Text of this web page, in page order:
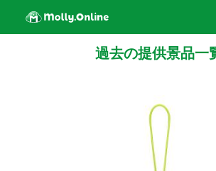
過去の提供景品一